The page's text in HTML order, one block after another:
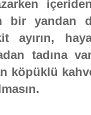
bir yandan
ayırın,
tadına
köpüklü